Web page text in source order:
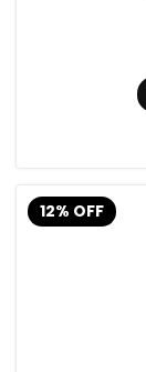
12% OFF